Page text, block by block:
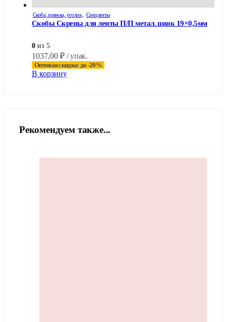
Скоба, пряжка, уголок Спецленты
Скобы Скрепы для ленты П/П метал. цинк 19×0,5мм
0 из 5
1037,00 ₽ / упак.
Оптовая скидка: до -20%
В корзину
Рекомендуем также...